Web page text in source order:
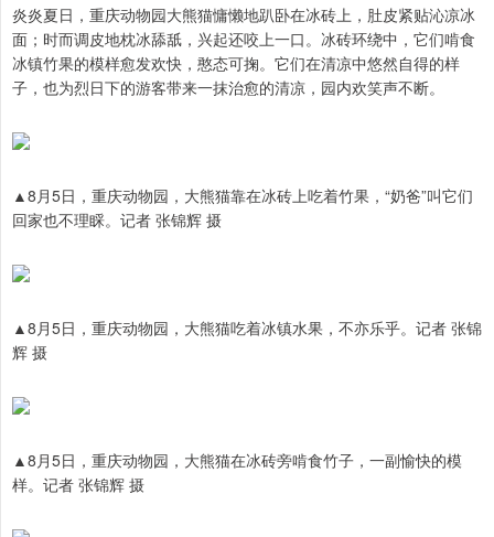
炎炎夏日，重庆动物园大熊猫慵懒地趴卧在冰砖上，肚皮紧贴沁凉冰
面；时而调皮地枕冰舔舐，兴起还咬上一口。冰砖环绕中，它们啃食
冰镇竹果的模样愈发欢快，憨态可掬。它们在清凉中悠然自得的样
子，也为烈日下的游客带来一抹治愈的清凉，园内欢笑声不断。
▲8月5日，重庆动物园，大熊猫靠在冰砖上吃着竹果，“奶爸”叫它们
回家也不理睬。记者 张锦辉 摄
▲8月5日，重庆动物园，大熊猫吃着冰镇水果，不亦乐乎。记者 张锦
辉 摄
▲8月5日，重庆动物园，大熊猫在冰砖旁啃食竹子，一副愉快的模
样。记者 张锦辉 摄